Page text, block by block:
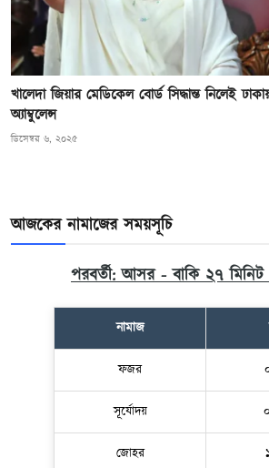
খালেদা জিয়ার মেডিকেল বোর্ড সিদ্ধান্ত নিলেই
অ্যাম্বুলেন্স
ডিসেম্বর ৬, ২০২৫
আজকের নামাজের সময়সূচি
পরবর্তী: আসর - বাকি ২৭ মিনিট
নামাজ
ফজর
সূর্যোদয়
জোহর